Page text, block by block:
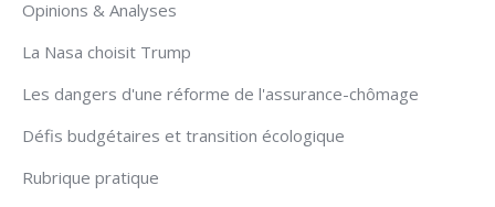
Opinions & Analyses
La Nasa choisit Trump
Les dangers d'une réforme de l'assurance-chômage
Défis budgétaires et transition écologique
Rubrique pratique